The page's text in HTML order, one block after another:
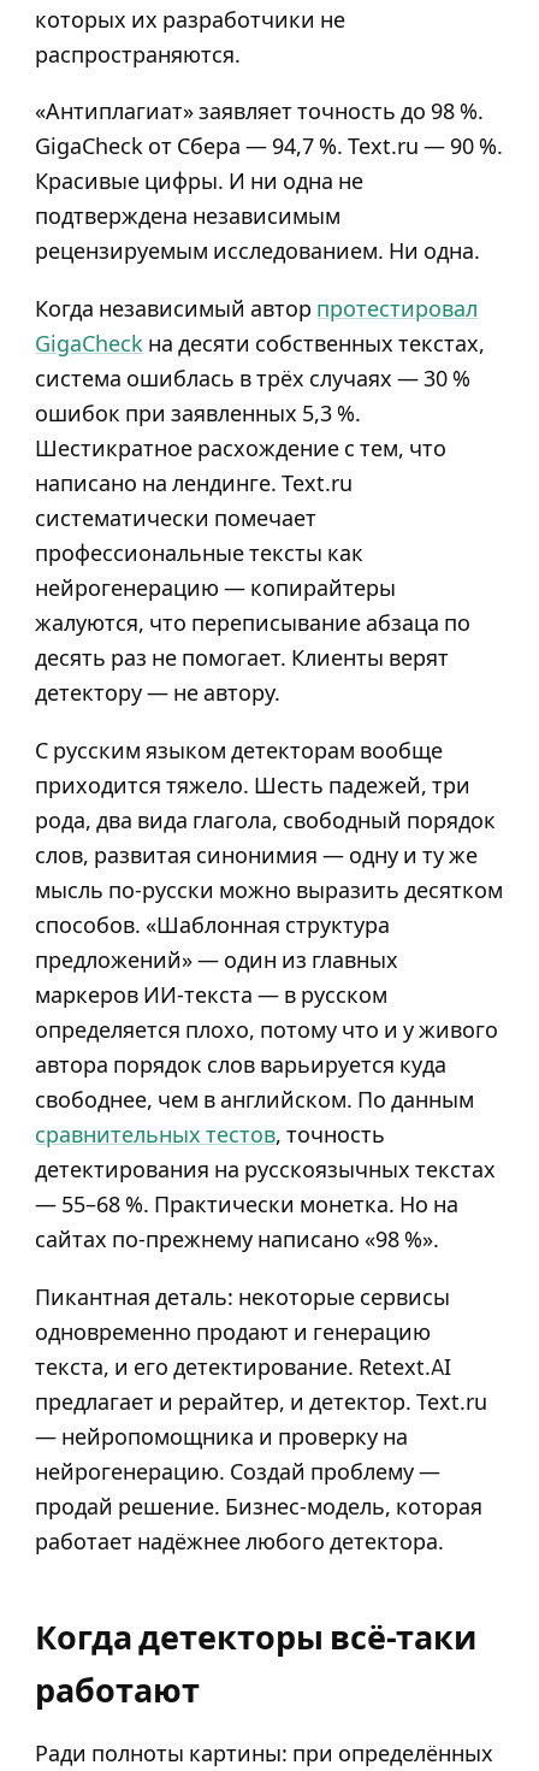
которых их разработчики не
распространяются.
«Антиплагиат» заявляет точность до 98 %.
GigaCheck от Сбера — 94,7 %. Text.ru — 90 %.
Красивые цифры. И ни одна не
подтверждена независимым
рецензируемым исследованием. Ни одна.
Когда независимый автор протестировал
GigaCheck на десяти собственных текстах,
система ошиблась в трёх случаях — 30 %
ошибок при заявленных 5,3 %.
Шестикратное расхождение с тем, что
написано на лендинге. Text.ru
систематически помечает
профессиональные тексты как
нейрогенерацию — копирайтеры
жалуются, что переписывание абзаца по
десять раз не помогает. Клиенты верят
детектору — не автору.
С русским языком детекторам вообще
приходится тяжело. Шесть падежей, три
рода, два вида глагола, свободный порядок
слов, развитая синонимия — одну и ту же
мысль по-русски можно выразить десятком
способов. «Шаблонная структура
предложений» — один из главных
маркеров ИИ-текста — в русском
определяется плохо, потому что и у живого
автора порядок слов варьируется куда
свободнее, чем в английском. По данным
сравнительных тестов, точность
детектирования на русскоязычных текстах
— 55–68 %. Практически монетка. Но на
сайтах по-прежнему написано «98 %».
Пикантная деталь: некоторые сервисы
одновременно продают и генерацию
текста, и его детектирование. Retext.AI
предлагает и рерайтер, и детектор. Text.ru
— нейропомощника и проверку на
нейрогенерацию. Создай проблему —
продай решение. Бизнес-модель, которая
работает надёжнее любого детектора.
Когда детекторы всё-таки
работают
Ради полноты картины: при определённых